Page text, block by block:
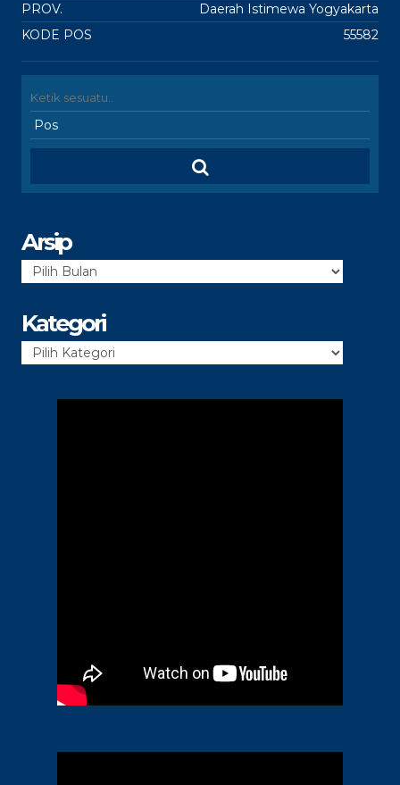
PROV.
Daerah Istimewa Yogyakarta
KODE POS
55582
Arsip
Arsip
Kategori
Kategori